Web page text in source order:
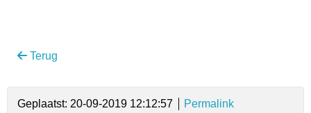
Terug
Geplaatst: 20-09-2019 12:12:57 Permalink